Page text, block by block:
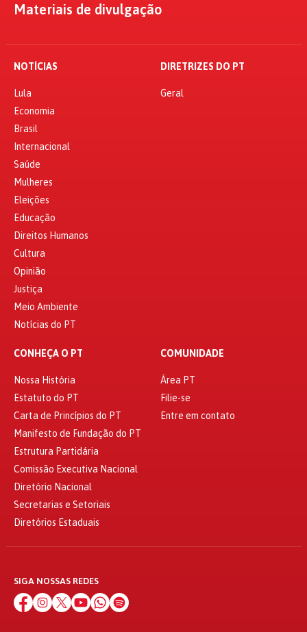
Materiais de divulgação
NOTÍCIAS
Lula
Economia
Brasil
Internacional
Saúde
Mulheres
Eleições
Educação
Direitos Humanos
Cultura
Opinião
Justiça
Meio Ambiente
Notícias do PT
DIRETRIZES DO PT
Geral
CONHEÇA O PT
Nossa História
Estatuto do PT
Carta de Princípios do PT
Manifesto de Fundação do PT
Estrutura Partidária
Comissão Executiva Nacional
Diretório Nacional
Secretarias e Setoriais
Diretórios Estaduais
COMUNIDADE
Área PT
Filie-se
Entre em contato
SIGA NOSSAS REDES